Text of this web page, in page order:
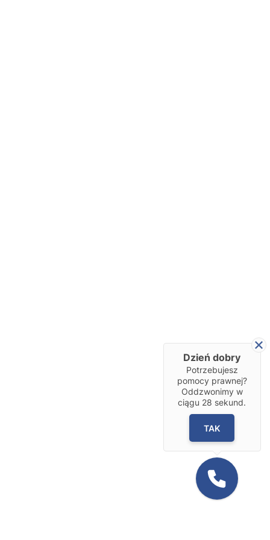
Dzień dobry
Potrzebujesz
pomocy prawnej?
Oddzwonimy w
ciągu 28 sekund.
TAK